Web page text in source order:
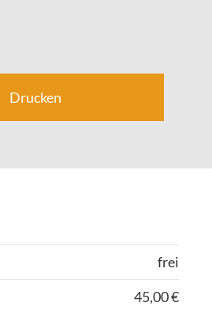
Drucken
frei
45,00 €